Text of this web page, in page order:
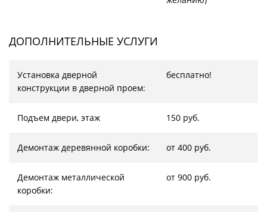
ДОПОЛНИТЕЛЬНЫЕ УСЛУГИ
Установка дверной
конструкции в дверной проем:
бесплатно!
Подъем двери, этаж 150 руб.
Демонтаж деревянной коробки: от 400 руб.
Демонтаж металлической
коробки:
от 900 руб.